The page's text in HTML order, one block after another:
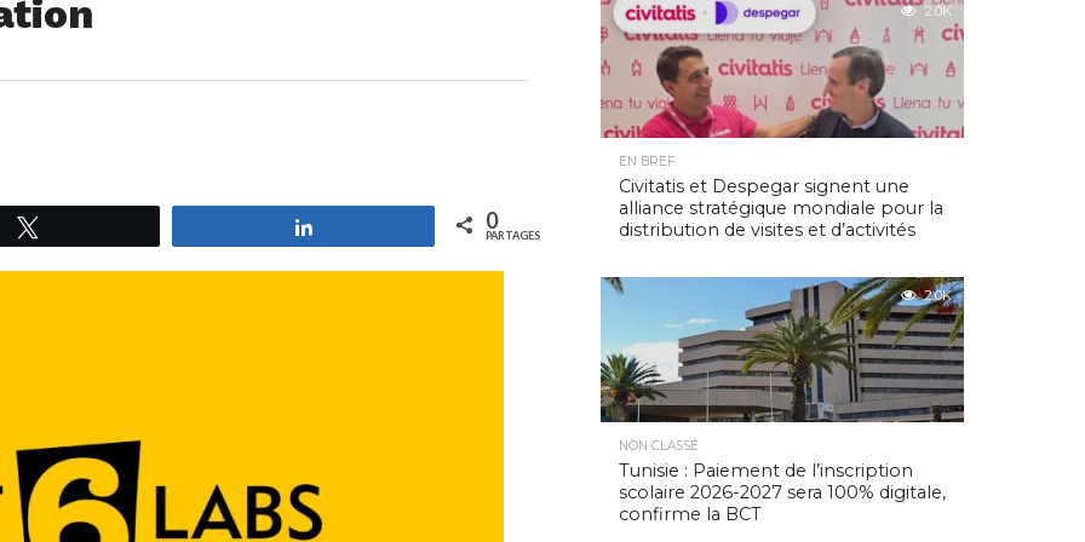
0
PARTAGES
2.0K
EN BREF
Civitatis et Despegar signent une
alliance stratégique mondiale pour la
distribution de visites et d’activités
2.0K
NON CLASSÉ
Tunisie : Paiement de l’inscription
scolaire 2026-2027 sera 100% digitale,
confirme la BCT